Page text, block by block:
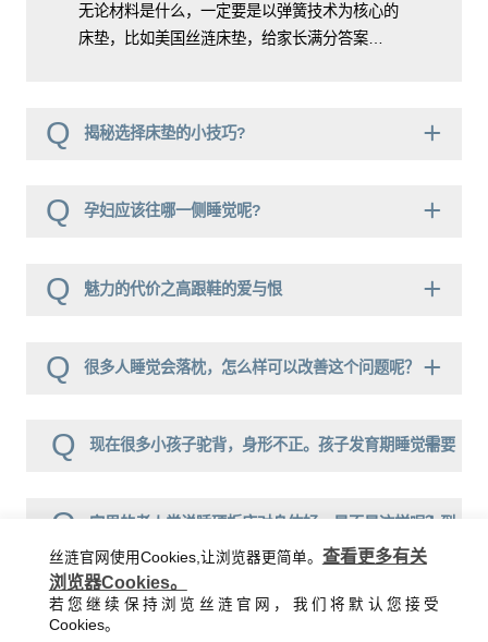
无论材料是什么，一定要是以弹簧技术为核心的
床垫，比如美国丝涟床垫，给家长满分答案…
Q 揭秘选择床垫的小技巧?
Q 孕妇应该往哪一侧睡觉呢?
Q 魅力的代价之高跟鞋的爱与恨
Q 很多人睡觉会落枕，怎么样可以改善这个问题呢？
Q 现在很多小孩子驼背，身形不正。孩子发育期睡觉需要
Q 家里的老人常说睡硬板床对身体好，是不是这样呢？到
底什么样的床垫对人的身体最好？
Q 经常会听到有人说“越睡越困”，这是什么原因造成的？
丝涟官网使用Cookies,让浏览器更简单。 查看更多有关
浏览器Cookies。
若您继续保持浏览丝涟官网，我们将默认您接受
Cookies。